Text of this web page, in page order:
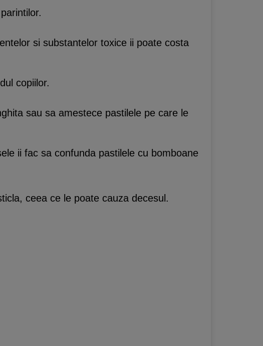
si substantelor toxice ii poate costa
copiilor.
sau sa amestece pastilele pe care le
ii fac sa confunda pastilele cu bomboane
ceea ce le poate cauza decesul.